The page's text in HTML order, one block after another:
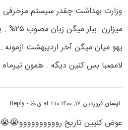
وزارت بهداشت چقدر سیستم مزخرفی
میزارن
یهو میان میگن آخر اردیبهشت
لامصبا بس کنین دیگه . همون تیرماه
ایسان فروردین ۱۷, ۱۴۰۰ at ۱:۱۰ ق٫ظ - Reply
عوض کنیین تاریخ روووووووووو😭😭